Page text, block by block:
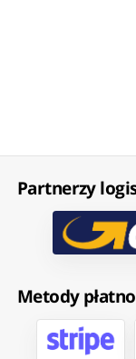
Partnerzy
Metody